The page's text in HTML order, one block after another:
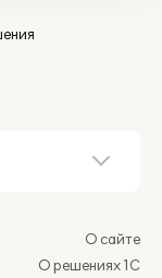
О сайте
О решениях 1С